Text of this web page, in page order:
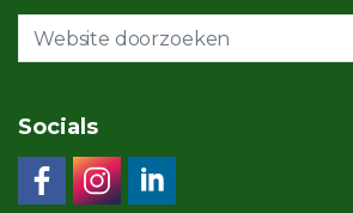
Socials